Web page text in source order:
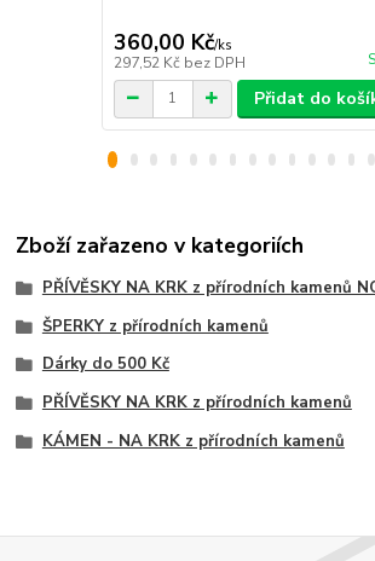
360,00 Kč/ks
297,52 Kč bez DPH
Přidat do
Zboží zařazeno v kategoriích
PŘÍVĚSKY NA KRK z přírodních kamenů
ŠPERKY z přírodních kamenů
Dárky do 500 Kč
PŘÍVĚSKY NA KRK z přírodních kamenů
KÁMEN - NA KRK z přírodních kamenů